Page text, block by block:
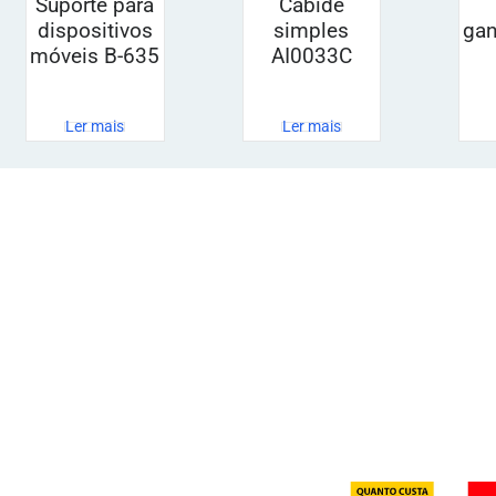
Suporte para
dispositivos
móveis B-635
Ler mais
Cabide
simples
AI0033C
Ler mais